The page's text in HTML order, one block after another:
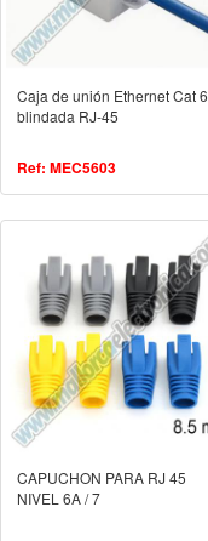
Caja de unión Ethernet Cat 6
blindada RJ-45
Ref: MEC5603
CAPUCHON PARA RJ 45
NIVEL 6A / 7